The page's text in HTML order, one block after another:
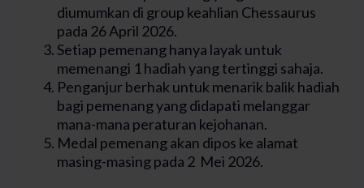
diumumkan di group keahlian Chessaurus
pada 26 April 2026.
Setiap pemenang hanya layak untuk
memenangi 1 hadiah yang tertinggi sahaja.
Penganjur berhak untuk menarik balik hadiah
bagi pemenang yang didapati melanggar
mana-mana peraturan kejohanan.
Medal pemenang akan dipos ke alamat
masing-masing pada 2 Mei 2026.